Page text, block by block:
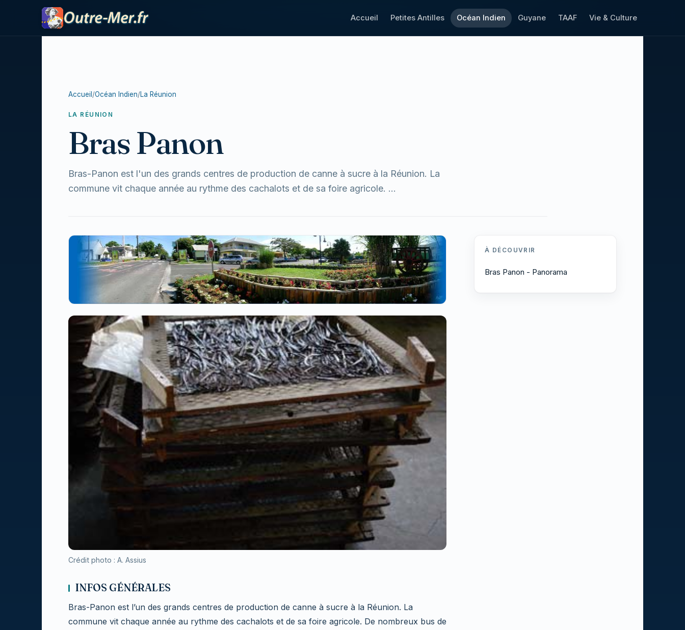
Accueil Petites Antilles Océan Indien Guyane TAAF Vie & Culture
Accueil /Océan Indien/La Réunion
LA RÉUNION
Bras Panon
Bras-Panon est l'un des grands centres de production de canne à sucre à la Réunion. La
commune vit chaque année au rythme des cachalots et de sa foire agricole. ...
Crédit photo : A. Assius
INFOS GÉNÉRALES
Bras-Panon est l’un des grands centres de production de canne à sucre à la Réunion. La
commune vit chaque année au rythme des cachalots et de sa foire agricole. De nombreux bus de
À DÉCOUVRIR
Bras Panon - Panorama